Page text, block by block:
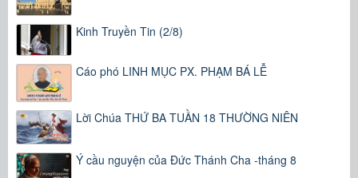
Kinh Truyền Tin (2/8)
Cáo phó LINH MỤC PX. PHẠM BÁ LỄ
Lời Chúa THỨ BA TUẦN 18 THƯỜNG NIÊN
Ý cầu nguyện của Đức Thánh Cha -tháng 8